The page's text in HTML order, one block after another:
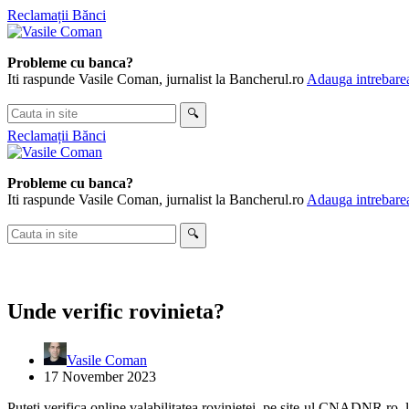
Skip
to
Reclamații Bănci
Probleme cu banca?
Iti raspunde Vasile Coman, jurnalist la Bancherul.ro Adauga
Cauta
in
site
🔍
Reclamații Bănci
Probleme cu banca?
Iti raspunde Vasile Coman, jurnalist la Bancherul.ro Adauga
Cauta
in
🔍
Unde verific rovinieta?
Vasile Coman
17 November 2023